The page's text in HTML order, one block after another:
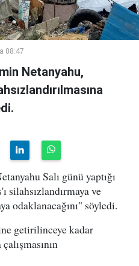
08:47
Netanyahu,
Salı günü yaptığı
silahsızlandırmaya ve
odaklanacağını" söyledi.
getirilinceye kadar